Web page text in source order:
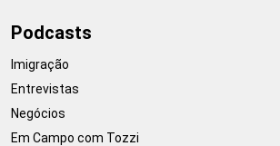
Podcasts
Imigração
Entrevistas
Negócios
Em Campo com Tozzi